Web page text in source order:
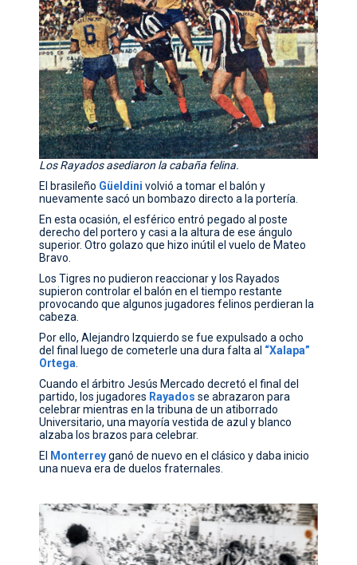
Los Rayados asediaron la cabaña felina.
El brasileño Güeldini volvió a tomar el balón y
nuevamente sacó un bombazo directo a la portería.
En esta ocasión, el esférico entró pegado al poste
derecho del portero y casi a la altura de ese ángulo
superior. Otro golazo que hizo inútil el vuelo de Mateo
Bravo.
Los Tigres no pudieron reaccionar y los Rayados
supieron controlar el balón en el tiempo restante
provocando que algunos jugadores felinos perdieran la
cabeza.
Por ello, Alejandro Izquierdo se fue expulsado a ocho
del final luego de cometerle una dura falta al “Xalapa”
Ortega
Cuando el árbitro Jesús Mercado decretó el final del
partido, los jugadores Rayados se abrazaron para
celebrar mientras en la tribuna de un atiborrado
Universitario, una mayoría vestida de azul y blanco
alzaba los brazos para celebrar.
El
Monterreyganó de nuevo en el clásico y daba inicio
una nueva era de duelos fraternales.